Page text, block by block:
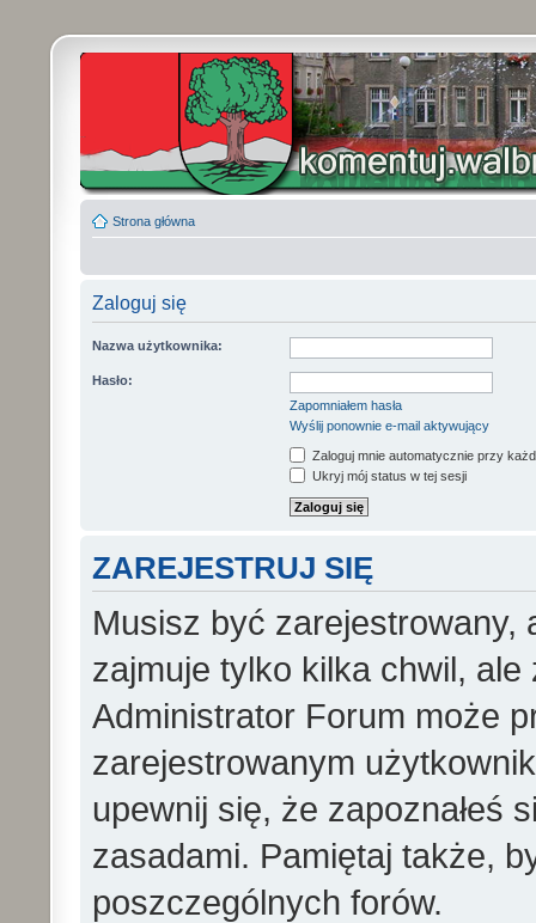
Strona główna
Zaloguj się
Nazwa użytkownika:
Hasło:
Zapomniałem hasła
Wyślij ponownie e-mail aktywujący
Zaloguj mnie automatycznie przy
Ukryj mój status w tej sesji
ZAREJESTRUJ SIĘ
Musisz być zarejestrowany,
zajmuje tylko kilka chwil,
Administrator Forum może
zarejestrowanym
upewnij się, że zapoznałeś
zasadami. Pamiętaj także,
poszczególnych forów.